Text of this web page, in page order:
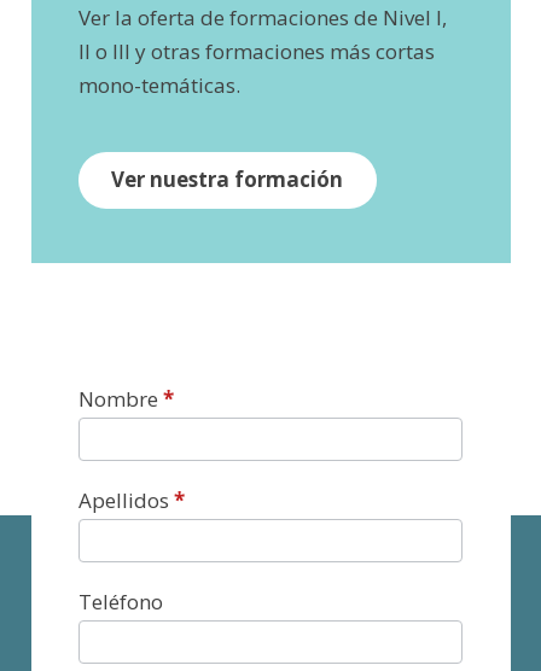
Ver la oferta de formaciones de Nivel I,
II o III y otras formaciones más cortas
mono-temáticas.
Ver nuestra formación
Contacto
Nombre*
Apellidos*
Teléfono